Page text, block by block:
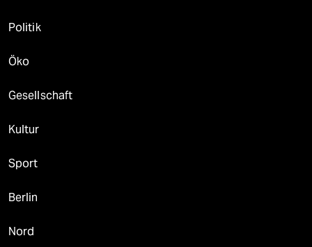
Politik
Öko
Gesellschaft
Kultur
Sport
Berlin
Nord